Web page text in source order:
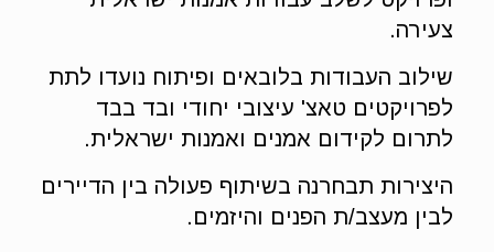
צעירה.
שילוב העבודות בלובאים ופיתוח נועדו לתת
לפרויקטים טאצ' עיצובי יחודי ובד בבד
לתרום לקידום אמנים ואמנות ישראלית.
היצירות תבחרנה בשיתוף פעולה בין הדיירים
לבין מעצב/ת הפנים והיזמים.